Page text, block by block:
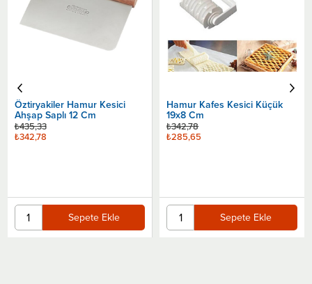
Öztiryakiler Hamur Kesici
Ahşap Saplı 12 Cm
₺342,78
₺435,33
Sepete Ekle
Hamur Kafes Kesici Küçük
19x8 Cm
₺285,65
₺342,78
Sepete Ekle